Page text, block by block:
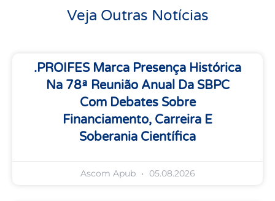
Veja Outras Notícias
.PROIFES Marca Presença Histórica
Na 78ª Reunião Anual Da SBPC
Com Debates Sobre
Financiamento, Carreira E
Soberania Científica
Ascom Apub 05.08.2026